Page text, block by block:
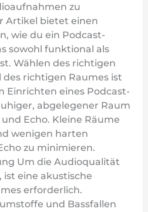
zu
Artikel bietet einen
wie du ein Podcast-
sowohl funktional als
Wählen des richtigen
des richtigen Raumes ist
Einrichten eines Podcast-
abgelegener Raum
Echo. Kleine Räume
wenigen harten
zu minimieren.
Um die Audioqualität
ist eine akustische
erforderlich.
und Bassfallen